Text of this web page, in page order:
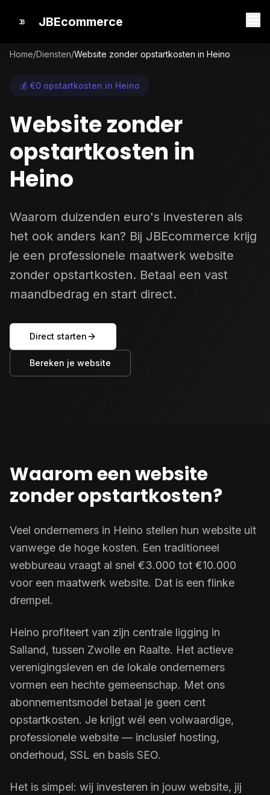
JBEcommerce
Home/Diensten/Website zonder opstartkosten in Heino
💰 €0 opstartkosten in Heino
Website zonder
opstartkosten in
Heino
Waarom duizenden euro's investeren als
het ook anders kan? Bij JBEcommerce krijg
je een professionele maatwerk website
zonder opstartkosten. Betaal een vast
maandbedrag en start direct.
Direct starten
Bereken je website
Waarom een website
zonder opstartkosten?
Veel ondernemers in Heino stellen hun website uit
vanwege de hoge kosten. Een traditioneel
webbureau vraagt al snel €3.000 tot €10.000
voor een maatwerk website. Dat is een flinke
drempel.
Heino profiteert van zijn centrale ligging in
Salland, tussen Zwolle en Raalte. Het actieve
verenigingsleven en de lokale ondernemers
vormen een hechte gemeenschap. Met ons
abonnementsmodel betaal je geen cent
opstartkosten. Je krijgt wél een volwaardige,
professionele website — inclusief hosting,
onderhoud, SSL en basis SEO.
Het is simpel: wij investeren in jouw website, jij